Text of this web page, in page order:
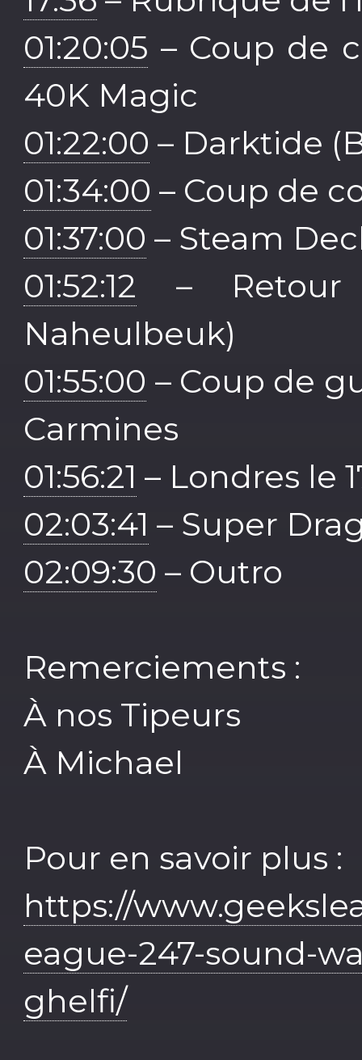
01:20:05 – Coup de
40K Magic
01:22:00 – Darktide
01:34:00 – Coup de
01:37:00 – Steam
01:52:12 – Retour
Naheulbeuk)
01:55:00 – Coup de
Carmines
01:56:21 – Londres le
02:03:41 – Super
02:09:30 – Outro
Remerciements :
À nos Tipeurs
À Michael
Pour en savoir plus :
https://
eague-247-sound-
ghelfi/